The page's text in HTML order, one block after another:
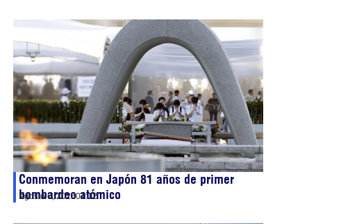
Conmemoran en Japón 81 años de primer
bombardeo atómico
agosto 6, 202601:12